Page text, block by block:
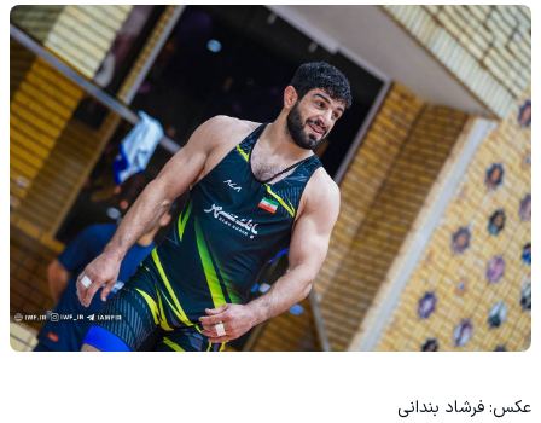
عکس: فرشاد بندانی